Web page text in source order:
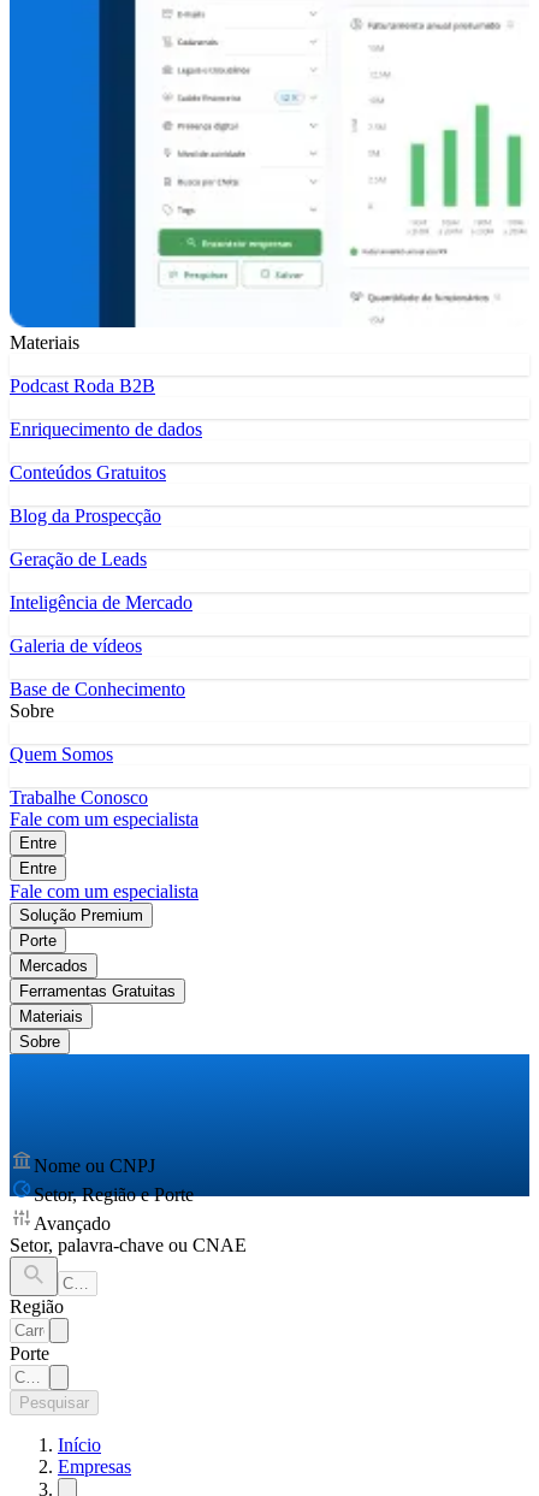
Materiais
Podcast Roda B2B
Enriquecimento de dados
Conteúdos Gratuitos
Blog da Prospecção
Geração de Leads
Inteligência de Mercado
Galeria de vídeos
Base de Conhecimento
Sobre
Quem Somos
Trabalhe Conosco
Fale com um especialista
Entre
Entre
Fale com um especialista
Solução Premium
Porte
Mercados
Ferramentas Gratuitas
Materiais
Sobre
Nome ou CNPJ
Setor, Região e Porte
Avançado
Setor, palavra-chave ou CNAE
Região
Porte
Pesquisar
Início
Empresas